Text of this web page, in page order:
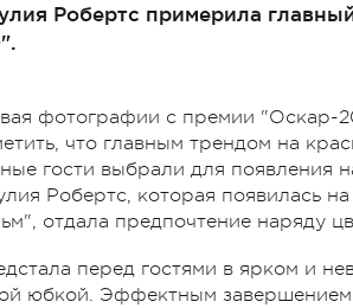
Робертс примерила
фотографии с премии "Оскар-
что главным трендом на
гости выбрали для появления
Робертс, которая появилась
отдала предпочтение наряду
перед гостями в ярком и
юбкой. Эффектным завершением